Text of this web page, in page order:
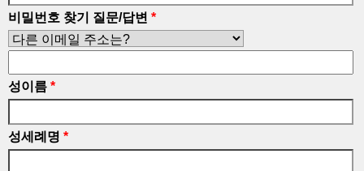
비밀번호 찾기 질문/답변 *
성이름 *
성세례명 *